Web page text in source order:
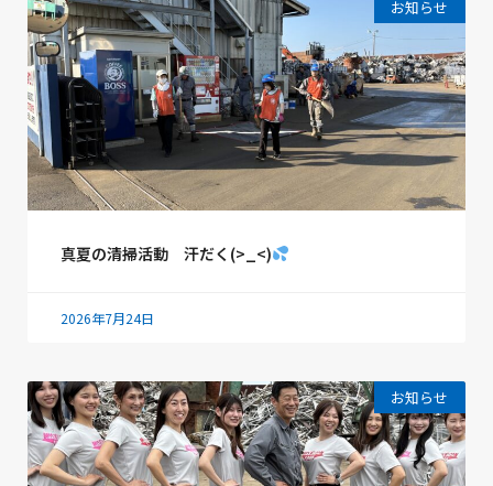
お知らせ
真夏の清掃活動 汗だく(>_<)
2026年7月24日
お知らせ